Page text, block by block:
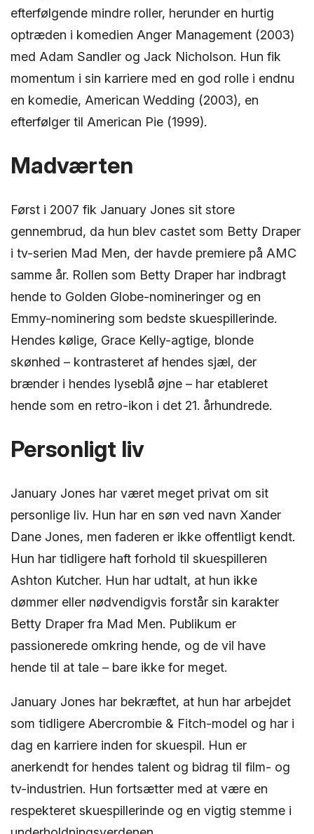
efterfølgende mindre roller, herunder en hurtig
optræden i komedien Anger Management (2003)
med Adam Sandler og Jack Nicholson. Hun fik
momentum i sin karriere med en god rolle i endnu
en komedie, American Wedding (2003), en
efterfølger til American Pie (1999).
Madværten
Først i 2007 fik January Jones sit store
gennembrud, da hun blev castet som Betty Draper
i tv-serien Mad Men, der havde premiere på AMC
samme år. Rollen som Betty Draper har indbragt
hende to Golden Globe-nomineringer og en
Emmy-nominering som bedste skuespillerinde.
Hendes kølige, Grace Kelly-agtige, blonde
skønhed – kontrasteret af hendes sjæl, der
brænder i hendes lyseblå øjne – har etableret
hende som en retro-ikon i det 21. århundrede.
Personligt liv
January Jones har været meget privat om sit
personlige liv. Hun har en søn ved navn Xander
Dane Jones, men faderen er ikke offentligt kendt.
Hun har tidligere haft forhold til skuespilleren
Ashton Kutcher. Hun har udtalt, at hun ikke
dømmer eller nødvendigvis forstår sin karakter
Betty Draper fra Mad Men. Publikum er
passionerede omkring hende, og de vil have
hende til at tale – bare ikke for meget.
January Jones har bekræftet, at hun har arbejdet
som tidligere Abercrombie & Fitch-model og har i
dag en karriere inden for skuespil. Hun er
anerkendt for hendes talent og bidrag til film- og
tv-industrien. Hun fortsætter med at være en
respekteret skuespillerinde og en vigtig stemme i